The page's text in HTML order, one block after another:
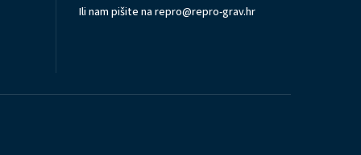
Ili nam pišite na repro@repro-grav.hr